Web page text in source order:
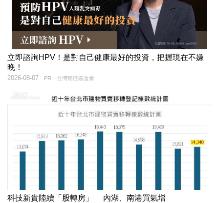
立即諮詢HPV！是對自己健康最好的投資，把握現在不嫌
晚！
PR・台灣癌症基金會
2026-08-07
科技新貴陸續「股轉房」 內湖、南港買氣增